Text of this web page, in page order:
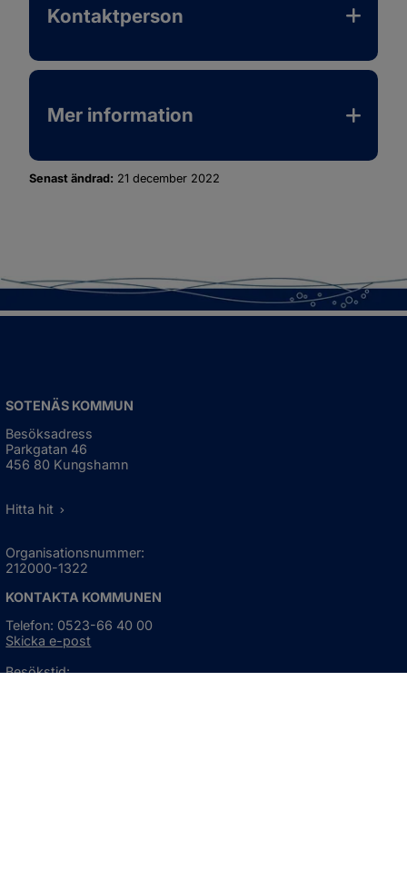
Kontaktperson
Mer information
Senast ändrad: 21 december 2022
SOTENÄS KOMMUN
Besöksadress
Parkgatan 46
456 80 Kungshamn
Hitta hit
Organisationsnummer:
212000-1322
KONTAKTA KOMMUNEN
Telefon: 0523-66 40 00
Skicka e-post
Besökstid: